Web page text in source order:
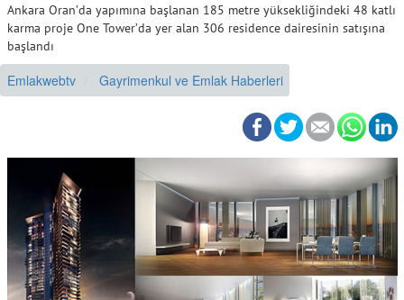
Ankara Oran’da yapımına başlanan 185 metre yüksekliğindeki 48 katlı
karma proje One Tower’da yer alan 306 residence dairesinin satışına
başlandı
Emlakwebtv Gayrimenkul ve Emlak Haberleri